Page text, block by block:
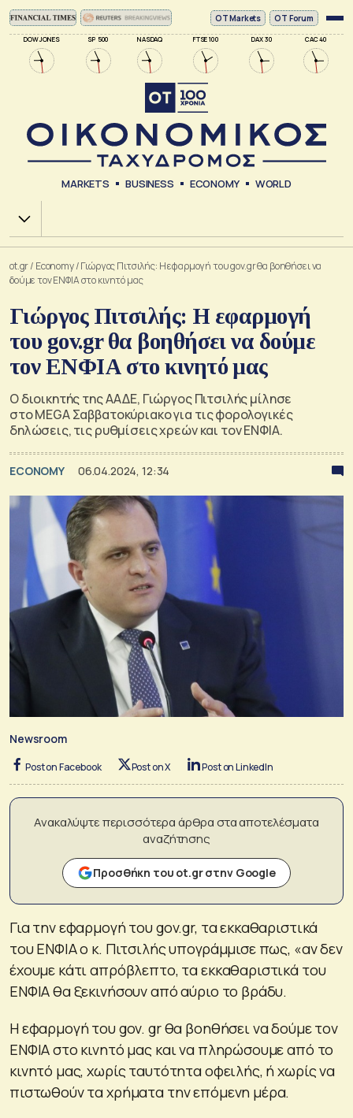
DOW JONES SP 500 NASDAQ FTSE 100 DAX 30 CAC 40
ΟΤ Markets OT Forum
MARKETS BUSINESS ECONOMY WORLD
Χ.Α.
ot.gr/ Economy/Γιώργος Πιτσιλής: Η εφαρμογή του gov.gr θα βοηθήσει να
δούμε τον ΕΝΦΙΑ στο κινητό μας
Γιώργος Πιτσιλής: Η εφαρμογή
του gov.gr θα βοηθήσει να δούμε
τον ΕΝΦΙΑ στο κινητό μας
Ο διοικητής της ΑΑΔΕ, Γιώργος Πιτσιλής μίλησε
στο MEGA Σαββατοκύριακο για τις φορολογικές
δηλώσεις, τις ρυθμίσεις χρεών και τον ΕΝΦΙΑ.
ECONOMY 06.04.2024, 12:34
Newsroom
Post on Facebook Post on X Post on LinkedIn
Ανακαλύψτε περισσότερα άρθρα στα αποτελέσματα
αναζήτησης
Προσθήκη του ot.gr στην Google
Για την εφαρμογή του gov.gr, τα εκκαθαριστικά
του ΕΝΦΙΑ ο κ. Πιτσιλής υπογράμμισε πως, «αν δεν
έχουμε κάτι απρόβλεπτο, τα εκκαθαριστικά του
ΕΝΦΙΑ θα ξεκινήσουν από αύριο το βράδυ.
Η εφαρμογή του gov. gr θα βοηθήσει να δούμε τον
ΕΝΦΙΑ στο κινητό μας και να πληρώσουμε από το
κινητό μας, χωρίς ταυτότητα οφειλής, ή χωρίς να
πιστωθούν τα χρήματα την επόμενη μέρα.